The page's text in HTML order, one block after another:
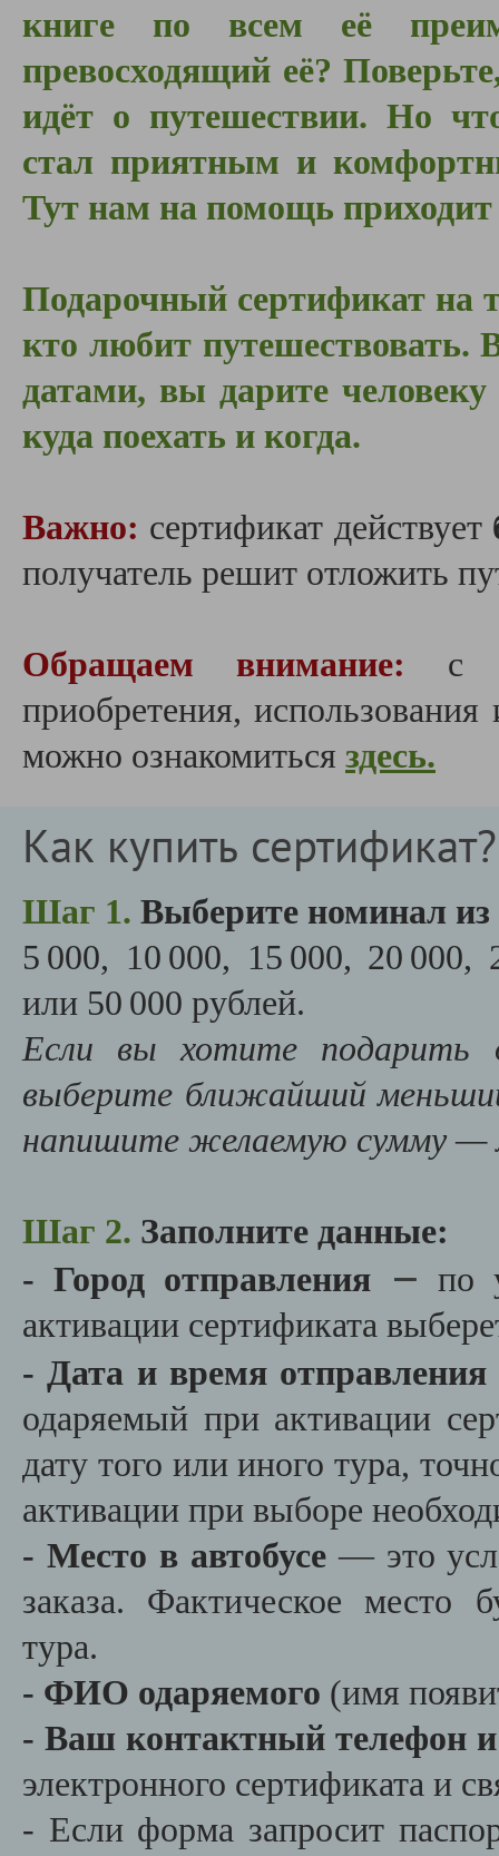
книге по всем её
превосходящий её?
идёт о путешествии. Но
стал приятным и
Тут нам на помощь
Подарочный сертификат на
кто любит путешествовать.
датами, вы дарите
куда поехать и когда.
Важно: сертификат действует
получатель решит отложить
Обращаем внимание: с
приобретения,
можно ознакомиться здесь.
Как купить сертификат?
Шаг 1. Выберите номинал из
5 000, 10 000, 15 000, 20 000,
или 50 000 рублей.
Если вы хотите подарить
выберите ближайший
напишите желаемую сумму —
Шаг 2. Заполните данные:
- Город отправления — по
активации сертификата
- Дата и время отправления
одаряемый при активации
дату того или иного тура,
активации при выборе
- Место в автобусе— это
заказа. Фактическое место
тура.
- ФИО одаряемого (имя
- Ваш контактный телефон и
электронного сертификата и
- Если форма запросит